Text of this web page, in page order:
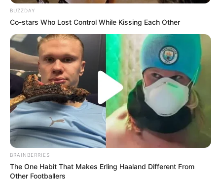
darah ayam atau
hasilnya dijual pedagang dengan menggunakan kapal ke seluruh
penjuru Nusantara.
BUZZDAY
Co-stars Who Lost Control While Kissing Each Other
BRAINBERRIES
The One Habit That Makes Erling Haaland Different From
Other Footballers